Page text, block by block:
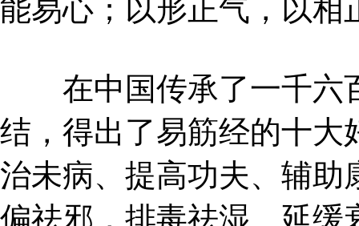
能易心；以形正气，以相
在中国传承了一千六
结，得出了易筋经的十大
治未病、提高功夫、辅助
偏祛邪，排毒祛湿、延缓